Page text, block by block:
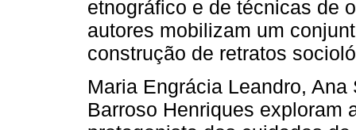
etnográfico e de técnicas de
autores mobilizam um
construção de retratos
Maria Engrácia Leandro,
Barroso Henriques exploram